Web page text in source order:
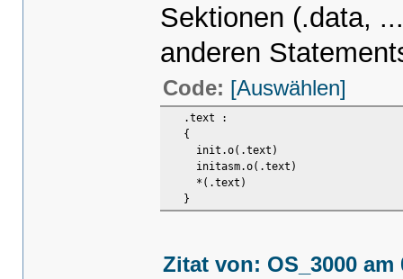
Sektionen (.data,
anderen
Code: [Auswählen]
.text :
{
init.o(.text)
initasm.o(.text)
*(.text)
}
Zitat von: OS_3000 am